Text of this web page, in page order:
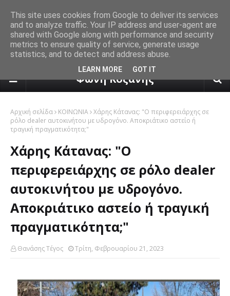
πρόγνωση καιρού από το
Φωνή Κοζάνης
Αρχική σελίδα ΚΟΙΝΩΝΙΑ Xάρης Κάτανας: "Ο περιφερειάρχης σε
ρόλο dealer αυτοκινήτου με υδρογόνο. Αποκριάτικο αστείο ή
τραγική πραγματικότητα;"
Xάρης Κάτανας: "Ο
περιφερειάρχης σε ρόλο dealer
αυτοκινήτου με υδρογόνο.
Αποκριάτικο αστείο ή τραγική
πραγματικότητα;"
Θανάσης Τέγος Τρίτη, Φεβρουαρίου 21, 2023
This site uses cookies from Google to deliver its services
and to analyze traffic. Your IP address and user-agent are
shared with Google along with performance and security
metrics to ensure quality of service, generate usage
statistics, and to detect and address abuse.
LEARN MORE GOT IT